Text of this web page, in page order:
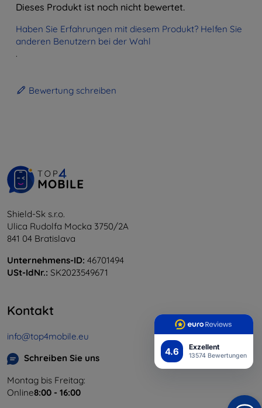
4.6 Exzellent
13574 Bewertungen
Dieses Produkt ist noch nicht bewertet.
Haben Sie Erfahrungen mit diesem Produkt? Helfen Sie
anderen Benutzern bei der Wahl
.
Bewertung schreiben
Shield-Sk s.r.o.
Ulica Rudolfa Mocka 3750/2A
841 04 Bratislava
Unternehmens-ID: 46701494
USt-IdNr.: SK2023549671
Kontakt
info@top4mobile.eu
Schreiben Sie uns
Montag bis Freitag:
Online8:00 - 16:00